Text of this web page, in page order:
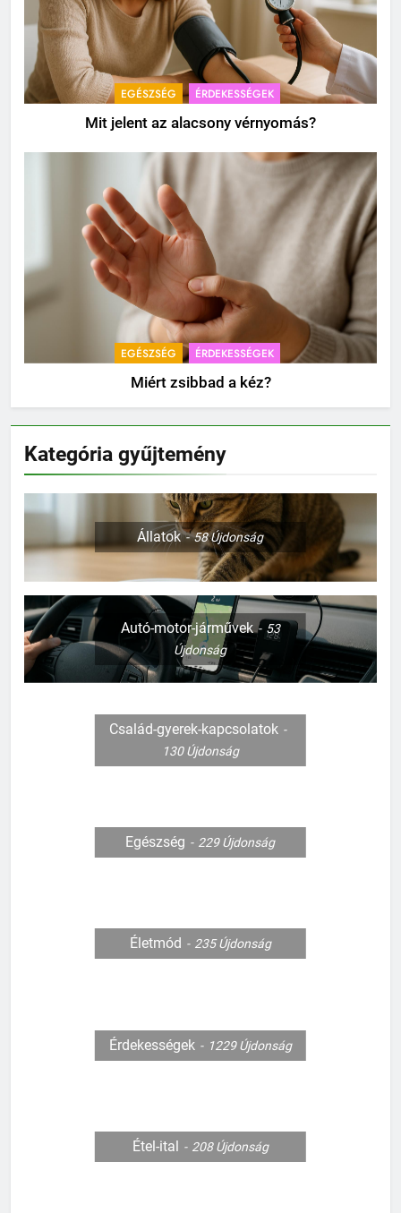
EGÉSZSÉG ÉRDEKESSÉGEK
Mit jelent az alacsony vérnyomás?
EGÉSZSÉG ÉRDEKESSÉGEK
Miért zsibbad a kéz?
Kategória gyűjtemény
Állatok 58Újdonság
Autó-motor-járművek
53
Újdonság
Család-gyerek-kapcsolatok
130Újdonság
Egészség 229Újdonság
Életmód 235Újdonság
Érdekességek 1229Újdonság
Étel-ital 208Újdonság